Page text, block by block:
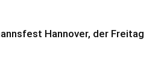
Hannover, der Freitag